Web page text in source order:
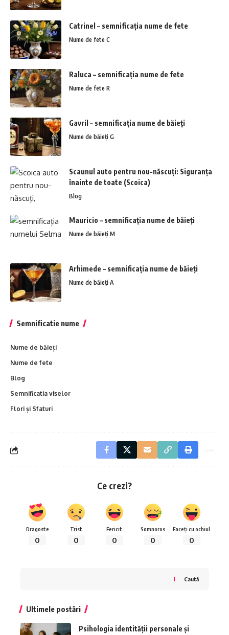
Catrinel – semnificația nume de fete
Nume de fete C
Raluca – semnificația nume de fete
Nume de fete R
Gavril – semnificația nume de băieți
Nume de băieți G
Scaunul auto pentru nou-născuți: Siguranța
înainte de toate (Scoica)
Blog
Mauricio – semnificația nume de băieți
Nume de băieți M
Arhimede – semnificația nume de băieți
Nume de băieți A
Semnificatie nume
Nume de băieți
Nume de fete
Blog
Semnificatia viselor
Flori și Sfaturi
Ce crezi?
Dragoste
0
Trist
0
Fericit
0
Somnoros
0
Faceți cu ochiul
0
Caută
Ultimele postări
Psihologia identității personale și